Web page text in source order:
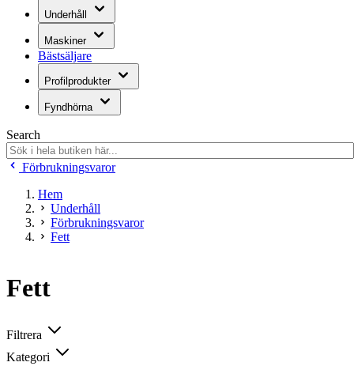
Underhåll
Maskiner
Bästsäljare
Profilprodukter
Fyndhörna
Search
Förbrukningsvaror
Hem
Underhåll
Förbrukningsvaror
Fett
Fett
Filtrera
Kategori